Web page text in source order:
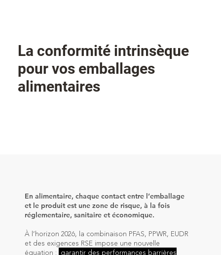
La conformité intrinsèque
pour vos emballages
alimentaires
En alimentaire, chaque contact entre l’emballage
et le produit est une zone de risque, à la fois
réglementaire, sanitaire et économique.
À l’horizon 2026, la combinaison PFAS, PPWR, EUDR
et des exigences RSE impose une nouvelle
équation : garantir des performances barrières